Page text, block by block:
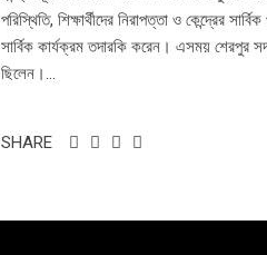
পরিস্থিতি, শিক্ষার্থীদের নিরাপত্তা ও কেন্দ্রের
সার্বিক কার্যক্রম তদারকি করেন। এসময় শেরপুর
ছিলেন।...
SHARE